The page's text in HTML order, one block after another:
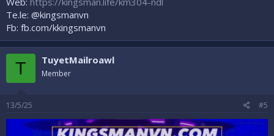
Te.le: @kingsmanvn
Fb: fb.com/kkingsmanvn
T TuyetMailroawl
Member
13/5/25 #5